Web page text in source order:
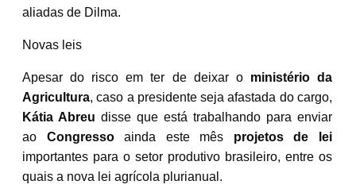
aliadas de Dilma.
Novas leis
Apesar do risco em ter de deixar o ministério da
Agricultura, caso a presidente seja afastada do cargo,
Kátia Abreu disse que está trabalhando para enviar
ao Congressoainda este mês projetos de lei
importantes para o setor produtivo brasileiro, entre os
quais a nova lei agrícola plurianual.